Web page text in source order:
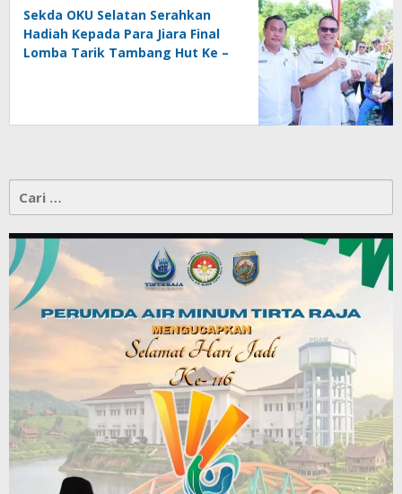
Sekda OKU Selatan Serahkan
Hadiah Kepada Para Jiara Final
Lomba Tarik Tambang Hut Ke –
untuk: